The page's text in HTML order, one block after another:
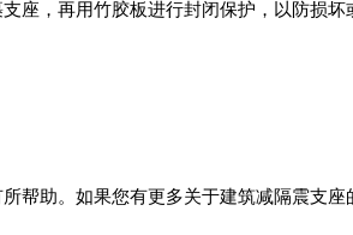
座，再用竹胶板进行封闭保护，以防损坏
帮助。如果您有更多关于建筑减隔震支